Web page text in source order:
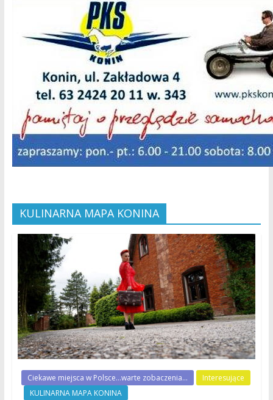
KULINARNA MAPA KONINA
Ciekawe miejsca w Polsce...warte zobaczenia...
Interesujące
KULINARNA MAPA KONINA